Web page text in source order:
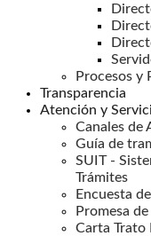
Procesos y
Transparencia
Atención y
Canales de
Guía de
SUIT -
Trámites
Encuesta
Promesa
Carta Trato